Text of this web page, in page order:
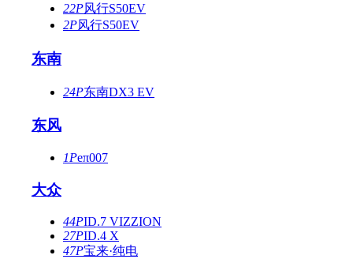
22P风行S50EV
2P风行S50EV
东南
24P东南DX3 EV
东风
1Peπ007
大众
44PID.7 VIZZION
27PID.4 X
47P宝来·纯电